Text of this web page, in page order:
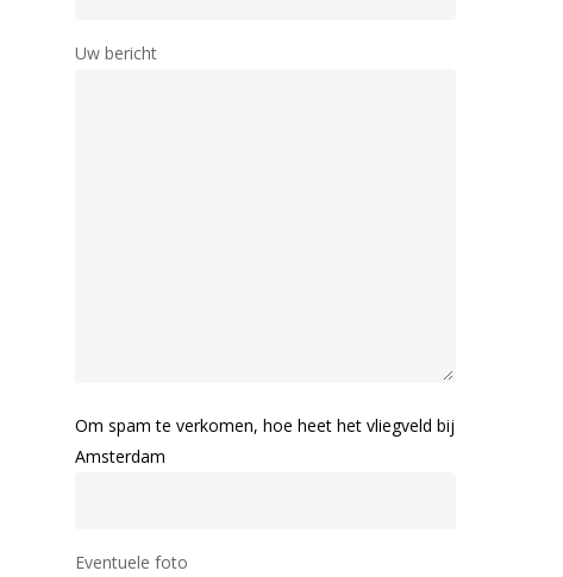
Uw bericht
Om spam te verkomen, hoe heet het vliegveld bij
Amsterdam
Eventuele foto